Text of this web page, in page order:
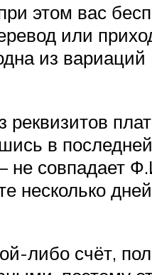
этом вас
или
из вариаций
реквизитов
в
не совпадает
несколько
либо счёт,